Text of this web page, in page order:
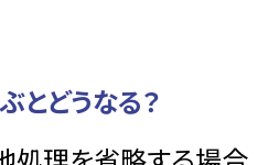
とどうなる？